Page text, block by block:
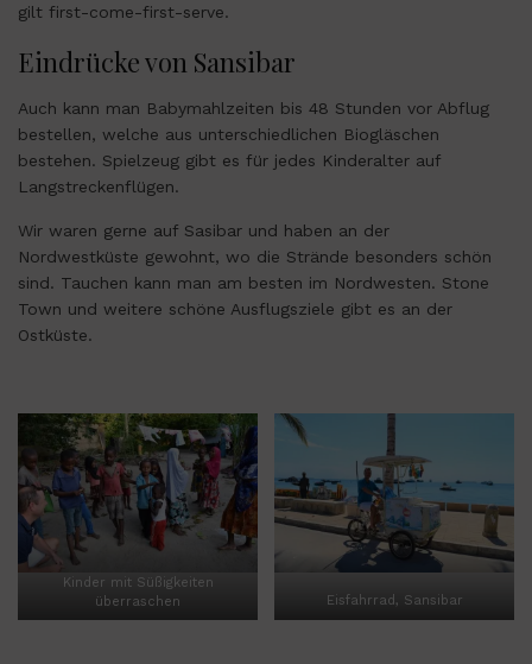
gilt first-come-first-serve.
Eindrücke von Sansibar
Auch kann man Babymahlzeiten bis 48 Stunden vor Abflug
bestellen, welche aus unterschiedlichen Biogläschen
bestehen. Spielzeug gibt es für jedes Kinderalter auf
Langstreckenflügen.
Wir waren gerne auf Sasibar und haben an der
Nordwestküste gewohnt, wo die Strände besonders schön
sind. Tauchen kann man am besten im Nordwesten. Stone
Town und weitere schöne Ausflugsziele gibt es an der
Ostküste.
Kinder mit Süßigkeiten
überraschen
Eisfahrrad, Sansibar